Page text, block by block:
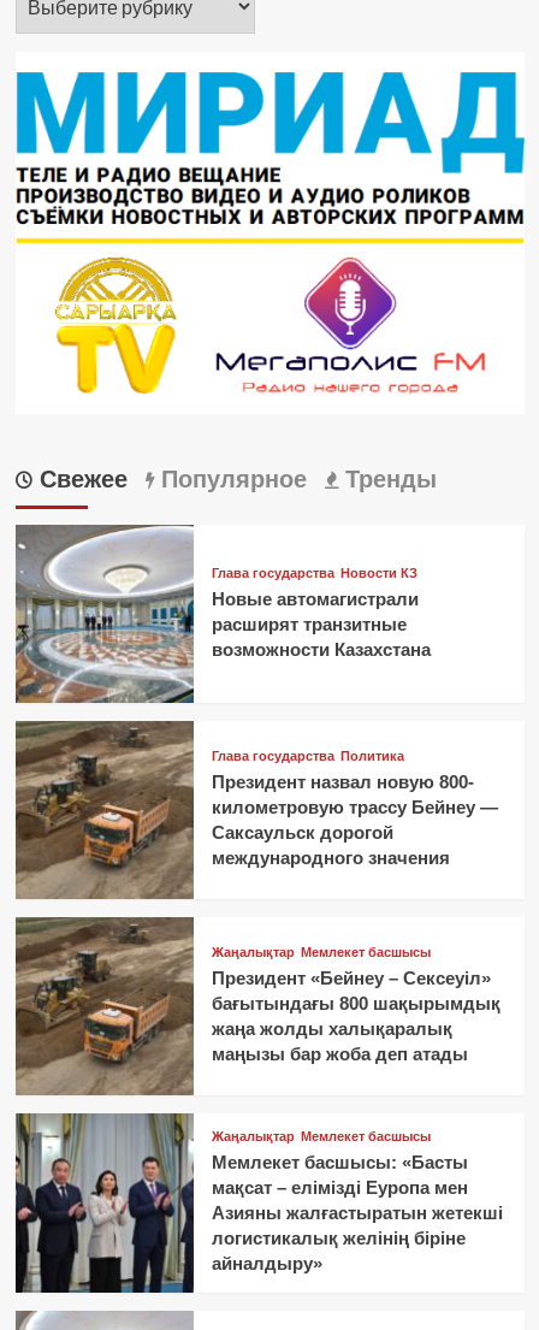
Свежее Популярное Тренды
Глава государства Новости КЗ
Новые автомагистрали
расширят транзитные
возможности Казахстана
Глава государства Политика
Президент назвал новую 800-
километровую трассу Бейнеу —
Саксаульск дорогой
международного значения
Жаңалықтар Мемлекет басшысы
Президент «Бейнеу – Сексеуіл»
бағытындағы 800 шақырымдық
жаңа жолды халықаралық
маңызы бар жоба деп атады
Жаңалықтар Мемлекет басшысы
Мемлекет басшысы: «Басты
мақсат – елімізді Еуропа мен
Азияны жалғастыратын жетекші
логистикалық желінің біріне
айналдыру»